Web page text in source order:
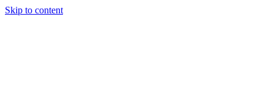
Skip to content